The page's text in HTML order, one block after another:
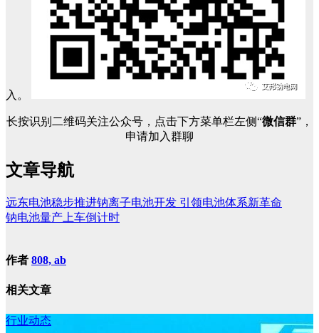
入。
长按识别二维码关注公众号，点击下方菜单栏左侧“微信群”，
申请加入群聊
文章导航
远东电池稳步推进钠离子电池开发 引领电池体系新革命
钠电池量产上车倒计时
作者 808, ab
相关文章
行业动态